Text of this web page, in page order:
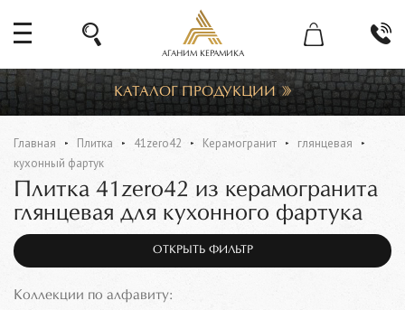
АГАНИМ КЕРАМИКА
КАТАЛОГ ПРОДУКЦИИ
Главная Плитка 41zero42 Керамогранит
глянцевая
кухонный фартук
Плитка 41zero42 из керамогранита
глянцевая для кухонного фартука
ОТКРЫТЬ ФИЛЬТР
Коллекции по алфавиту: